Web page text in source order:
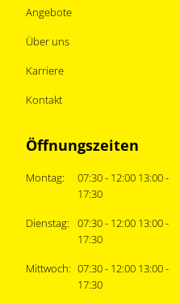
Angebote
Über uns
Karriere
Kontakt
Öffnungszeiten
Montag:
07:30 - 12:00 13:00 -
17:30
Dienstag:
07:30 - 12:00 13:00 -
17:30
Mittwoch: 07:30 - 12:00 13:00 -
17:30